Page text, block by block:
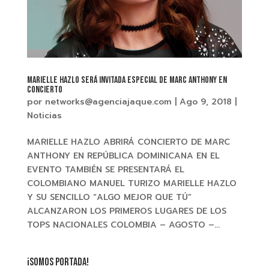
MARIELLE HAZLO Será invitada especial de MARC ANTHONY en
concierto
por networks@agenciajaque.com Ago 9, 2018
Noticias
MARIELLE HAZLO ABRIRÁ CONCIERTO DE MARC
ANTHONY EN REPÚBLICA DOMINICANA EN EL
EVENTO TAMBIÉN SE PRESENTARÁ EL
COLOMBIANO MANUEL TURIZO MARIELLE HAZLO
Y SU SENCILLO “ALGO MEJOR QUE TÚ”
ALCANZARON LOS PRIMEROS LUGARES DE LOS
TOPS NACIONALES COLOMBIA – AGOSTO –...
¡SOMOS PORTADA!